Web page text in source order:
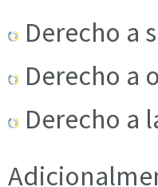
Derecho a
Derecho a
Derecho a